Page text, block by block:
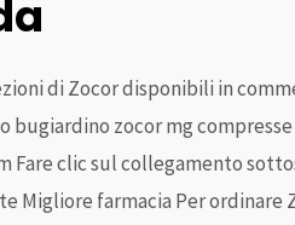
di Zocor disponibili in
zocor mg
Fare clic sul collegamento
Migliore farmacia Per ordinare